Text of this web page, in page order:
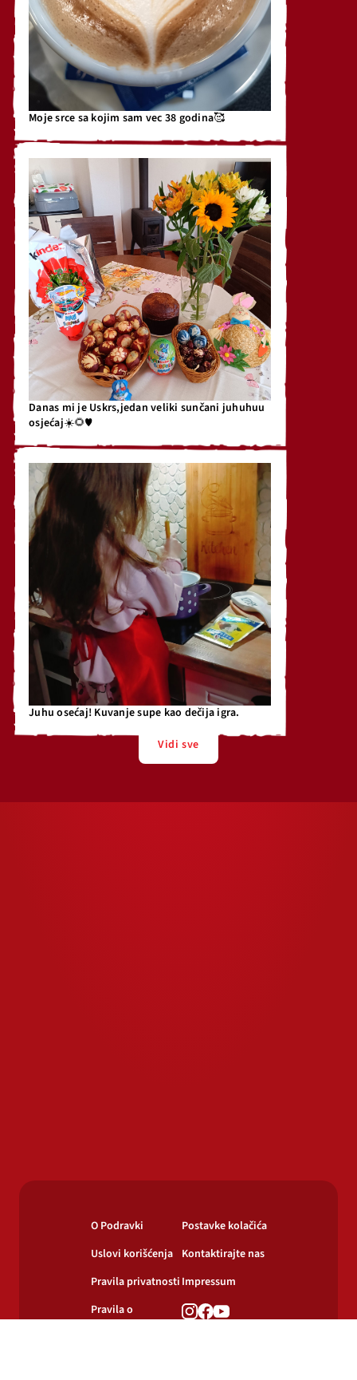
Moje srce sa kojim sam vec 38 godina🥰
Danas mi je Uskrs,jedan veliki sunčani juhuhuu
osjećaj☀️🌻♥️
Juhu osećaj! Kuvanje supe kao dečija igra.
Vidi sve
O Podravki
Uslovi korišćenja
Pravila privatnosti
Pravila o
Postavke kolačića
Kontaktirajte nas
Impressum